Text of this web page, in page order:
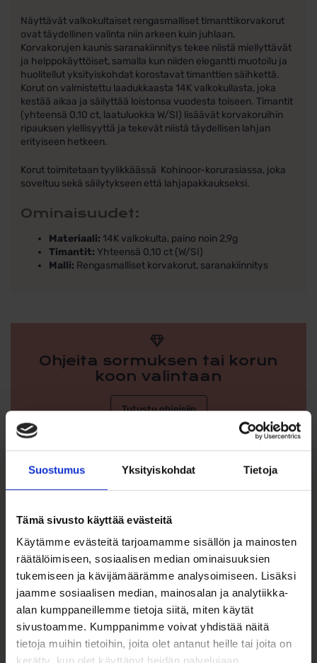
Suostumus Yksityiskohdat Tietoja
Tämä sivusto käyttää evästeitä
Käytämme evästeitä tarjoamamme sisällön ja mainosten
räätälöimiseen, sosiaalisen median ominaisuuksien
tukemiseen ja kävijämäärämme analysoimiseen. Lisäksi
jaamme sosiaalisen median, mainosalan ja analytiikka-
alan kumppaneillemme tietoja siitä, miten käytät
sivustoamme. Kumppanimme voivat yhdistää näitä
tietoja muihin tietoihin, joita olet antanut heille tai joita on
Näyttävät valkokultaiset rengasmalliset timanttikorvakorut
ovat täydellinen valinta niin arkeen kuin juhlaan.
Korvakorujen kaunis saranakiinnitys tekee niistä miellyttävät
ja helppokäyttöiset, samalla kun niiden elegantti muotoilu ja
huolitellut yksityiskohdat korostavat timanttien säihkettä.
Korut on valmistettu laadukkaasta 14K valkokullasta, joka
kestää aikaa ja säilyttää loistonsa vuodesta toiseen. Timantit
(yhteensä 0,10 ct, laatuluokka W/SI) lisäävät korvakoruihin
ripauksen ylellisyyttä ja tekevät niistä täydellisen lahjan
erityiseen hetkeen.
Korut toimitetaan tyylikkäässä Kohinoor-korurasiassa, joka
soveltuu sekä säilytykseen että lahjapakkaukseksi.
Ominaisuudet:
Materiaali: 14K valkokulta, paino noin 2,9g
Timantit: Yhteensä 0,10 ct (W/SI)
Malli: Rengasmalliset korvakorut, saranakiinnitys
Ohjeita sormuksen tai korun
koon valintaan
Tutustu ohjeisiin
Tutustu myös